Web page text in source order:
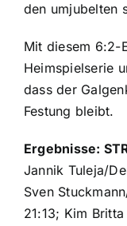
den umjubelten
Mit diesem 6:2-
Heimspielserie
dass der
Festung bleibt.
Ergebnisse:
Jannik Tuleja/
Sven
21:13; Kim